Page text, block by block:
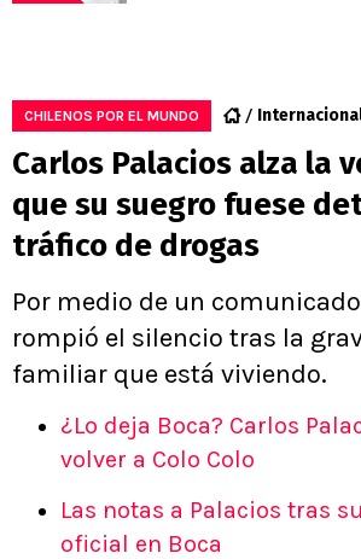
CHILENOS POR EL MUNDO
Carlos Palacios alza la
que su suegro fuese
tráfico de drogas
Por medio de un
rompió el silencio tras la
familiar que está viviendo.
¿Lo deja Boca? Carlos
volver a Colo Colo
Las notas a Palacios tras
oficial en Boca